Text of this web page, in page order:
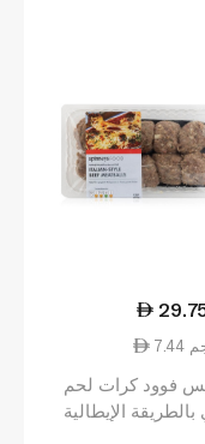
فوود كرات لحم
الإيطالية